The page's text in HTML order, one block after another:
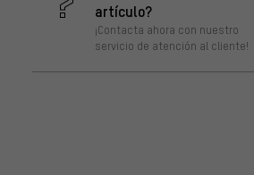
artículo?
¡Contacta ahora con nuestro
servicio de atención al cliente!